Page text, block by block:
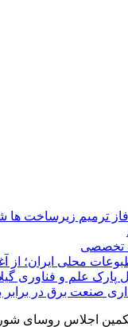
ترمیم زیرساخت ها
تخصصی
محلی ایران؛ از
پارک علم و فناوری
صنعت برق در
اجلاس روسای